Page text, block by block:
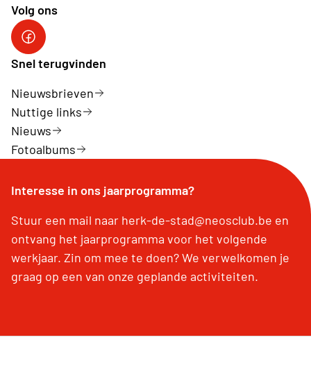
Volg ons
Facebook Herk-de-Stad
Snel terugvinden
Nieuwsbrieven
Nuttige links
Nieuws
Fotoalbums
Interesse in ons jaarprogramma?
Stuur een mail naar herk-de-stad@neosclub.be en
ontvang het jaarprogramma voor het volgende
werkjaar. Zin om mee te doen? We verwelkomen je
graag op een van onze geplande activiteiten.